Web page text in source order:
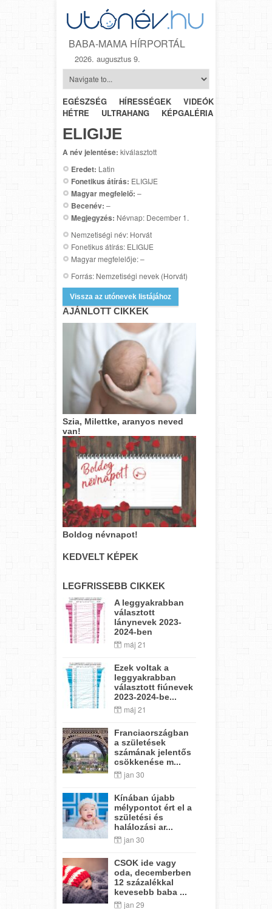
BABA-MAMA HÍRPORTÁL
2026. augusztus 9.
EGÉSZSÉG HÍRESSÉGEK VIDEÓK
HÉTRŐL-
HÉTRE
ULTRAHANG KÉPGALÉRIA
ELIGIJE
A név jelentése: kiválasztott
Eredet: Latin
Fonetikus átírás: ELIGIJE
Magyar megfelelő: –
Becenév: –
Megjegyzés: Névnap: December 1.
Nemzetiségi név: Horvát
Fonetikus átírás: ELIGIJE
Magyar megfelelője: –
Forrás: Nemzetiségi nevek (Horvát)
Vissza az utónevek listájához
AJÁNLOTT CIKKEK
Szia, Milettke, aranyos neved
van!
Boldog névnapot!
KEDVELT KÉPEK
LEGFRISSEBB CIKKEK
A leggyakrabban
választott
lánynevek 2023-
2024-ben
máj 21
Ezek voltak a
leggyakrabban
választott fiúnevek
2023-2024-be...
máj 21
Franciaországban
a születések
számának jelentős
csökkenése m...
jan 30
Kínában újabb
mélypontot ért el a
születési és
halálozási ar...
jan 30
CSOK ide vagy
oda, decemberben
12 százalékkal
kevesebb baba ...
jan 29